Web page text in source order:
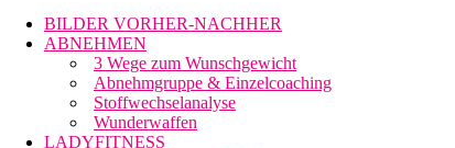
BILDER VORHER-NACHHER
ABNEHMEN
3 Wege zum Wunschgewicht
Abnehmgruppe & Einzelcoaching
Stoffwechselanalyse
Wunderwaffen
LADYFITNESS